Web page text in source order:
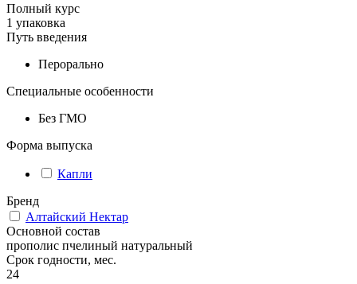
Полный курс
1 упаковка
Путь введения
Перорально
Специальные особенности
Без ГМО
Форма выпуска
Капли
Бренд
Алтайский Нектар
Основной состав
прополис пчелиный натуральный
Срок годности, мес.
24